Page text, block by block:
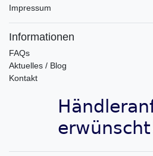
Impressum
Informationen
FAQs
Aktuelles / Blog
Kontakt